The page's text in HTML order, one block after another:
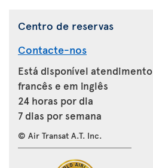
Centro de reservas
Contacte-nos
Está disponível
francês e em inglês
24 horas por dia
7 dias por semana
© Air Transat A.T. Inc.